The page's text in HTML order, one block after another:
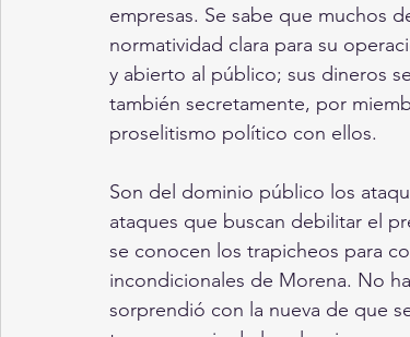
empresas. Se sabe que muchos
normatividad clara para su
y abierto al público; sus dineros
también secretamente, por
proselitismo político con ellos.
Son del dominio público los
ataques que buscan debilitar el
se conocen los trapicheos para
incondicionales de Morena. No
sorprendió con la nueva de que